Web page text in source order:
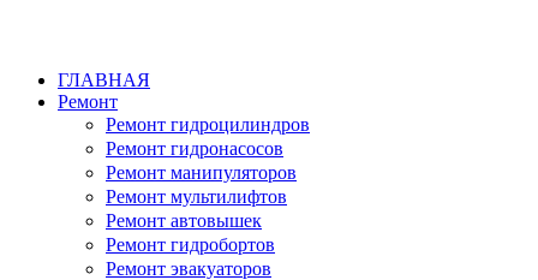
ГЛАВНАЯ
Ремонт
Ремонт гидроцилиндров
Ремонт гидронасосов
Ремонт манипуляторов
Ремонт мультилифтов
Ремонт автовышек
Ремонт гидробортов
Ремонт эвакуаторов